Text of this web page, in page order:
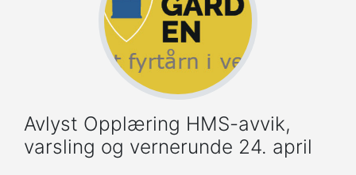
Avlyst Opplæring HMS-avvik,
varsling og vernerunde 24. april